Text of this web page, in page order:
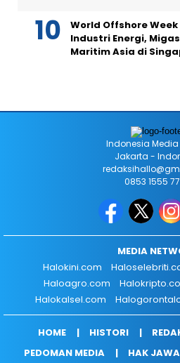
World Offshore
Industri Energi,
Maritim Asia di
Indonesia Media
Jakarta -
0853 1555
MEDIA
Halokini.com
Haloagro.com
Halokalsel.com
HOME HISTORI
PEDOMAN MEDIA
HAK